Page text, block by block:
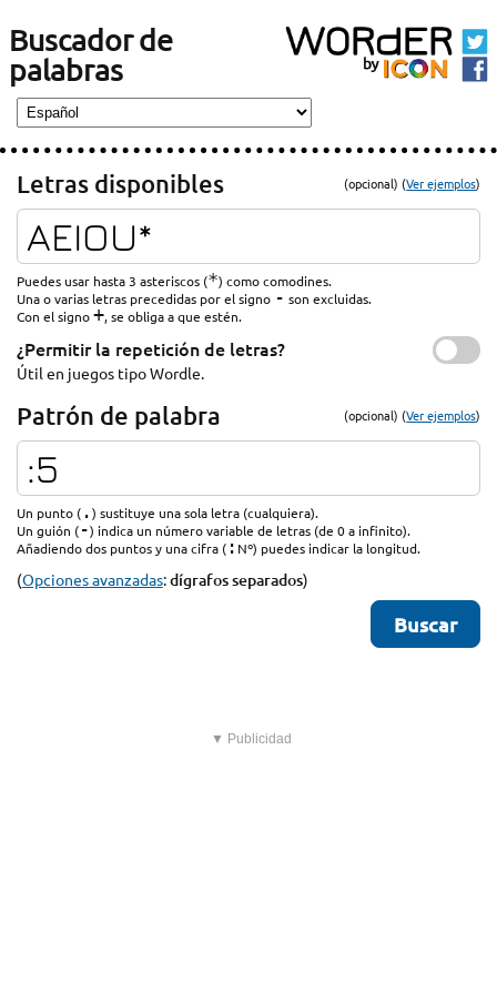
Buscador de
palabras
Letras disponibles (opcional) (Ver ejemplos)
Puedes usar hasta 3 asteriscos (*) como comodines.
Una o varias letras precedidas por el signo - son excluidas.
Con el signo+, se obliga a que estén.
¿Permitir la repetición de letras?
Útil en juegos tipo Wordle.
Patrón de palabra (opcional) (Ver ejemplos)
Un punto (.) sustituye una sola letra (cualquiera).
Un guión (-) indica un número variable de letras (de 0 a infinito).
Añadiendo dos puntos y una cifra (: Nº) puedes indicar la longitud.
(Opciones avanzadas:dígrafos separados)
▼ Publicidad